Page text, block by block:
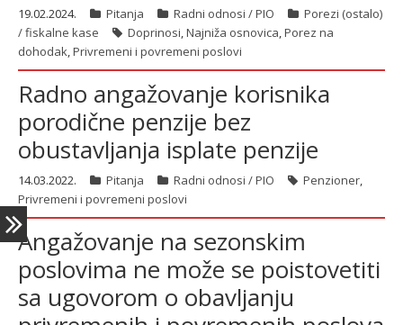
Пријава
latinica
19.02.2024. Pitanja Radni odnosi / PIO
Porezi (ostalo)
/ fiskalne kase
Doprinosi,Najniža osnovica,Porez na
dohodak,Privremeni i povremeni poslovi
Radno angažovanje korisnika
porodične penzije bez
obustavljanja isplate penzije
14.03.2022. Pitanja Radni odnosi / PIO Penzioner,
Privremeni i povremeni poslovi
Angažovanje na sezonskim
poslovima ne može se poistovetiti
sa ugovorom o obavljanju